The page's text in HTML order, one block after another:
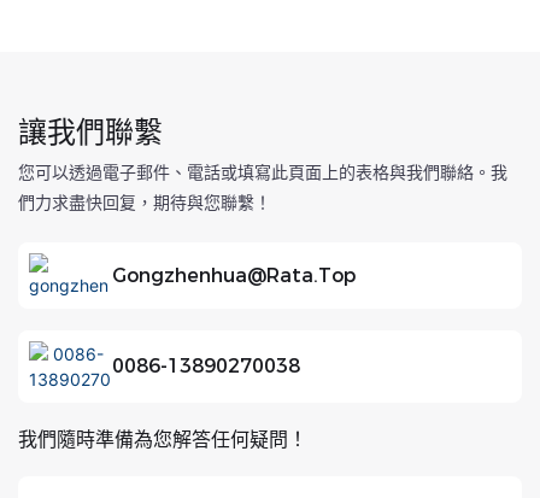
讓我們聯繫
您可以透過電子郵件、電話或填寫此頁面上的表格與我們聯絡。我
們力求盡快回复，期待與您聯繫！
Gongzhenhua@rata.top
0086-13890270038
我們隨時準備為您解答任何疑問！